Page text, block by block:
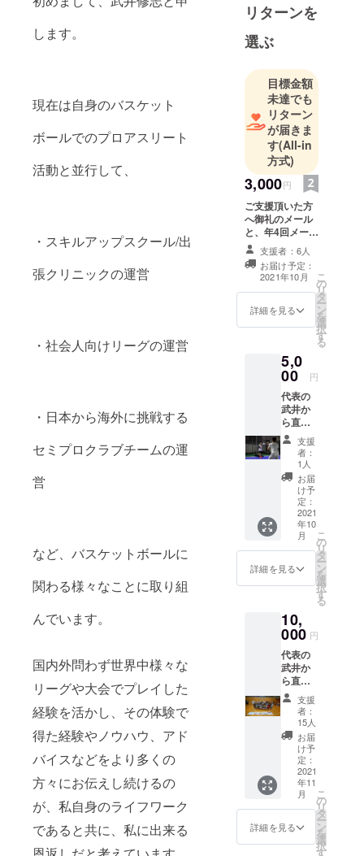
します。
現在は自身のバスケット
ボールでのプロアスリート
活動と並行して、
・スキルアップスクール/出
張クリニックの運営
・社会人向けリーグの運営
・日本から海外に挑戦する
セミプロクラブチームの運
営
など、バスケットボールに
関わる様々なことに取り組
んでいます。
国内外問わず世界中様々な
リーグや大会でプレイした
経験を活かし、その体験で
得た経験やノウハウ、アド
バイスなどをより多くの
方々にお伝えし続けるの
が、私自身のライフワーク
であると共に、私に出来る
リターンを
選ぶ
目標金額
未達でも
リターン
が届きま
す(All-in
方式)
3,000円
ご支援頂いた方
へ御礼のメール
と、年4回メール
にて活動報告を
致します。 年間
3,000円のため、
月額250円と同
額のサポートで
ございます。
支援者：6人
お届け予定：
2021年10月
詳細を見る
こ
の
リ
タ
ー
ン
を
選
択
す
る
5,0
00 円
代表の
武井か
ら直筆
の御礼
を送ら
せて頂
き、ご
支援頂
いた御
礼の
メール
と、年4
回メー
ルにて
活動報
す。 年
間5,000
円のた
め、月
額約400
円と同
額のサ
ポート
でござ
いま
す。
支援
者：
1人
お届
け予
定：
2021
年10
月
詳細を見る
こ
の
リ
タ
ー
ン
を
選
択
す
る
10,
000 円
代表の
武井か
ら直筆
の御礼
を送ら
せて頂
き、ご
支援頂
いた御
礼の
メール
と、年4
回メー
ルにて
活動報
支援
者：
15人
お届
け予
定：
2021
年11
月
詳細を見る
こ
の
リ
タ
ー
ン
を
選
択
す